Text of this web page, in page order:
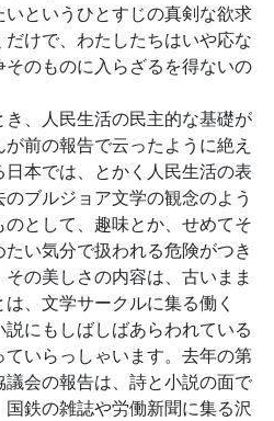
というひとすじの真剣な欲求
けで、わたしたちはいや応な
のものに入らざるを得ないの
、人民生活の民主的な基礎が
前の報告で云ったように絶え
本では、とかく人民生活の表
ブルジョア文学の観念のよう
として、趣味とか、せめてそ
い気分で扱われる危険がつき
の美しさの内容は、古いまま
、文学サークルに集る働く
にもしばしばあらわれている
いらっしゃいます。去年の第
会の報告は、詩と小説の面で
鉄の雑誌や労働新聞に集る沢